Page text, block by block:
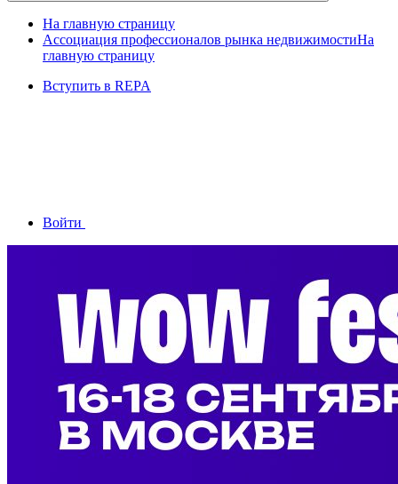
На главную страницу
Ассоциация профессионалов рынка недвижимостиНа
главную страницу
Вступить в REPA
Войти